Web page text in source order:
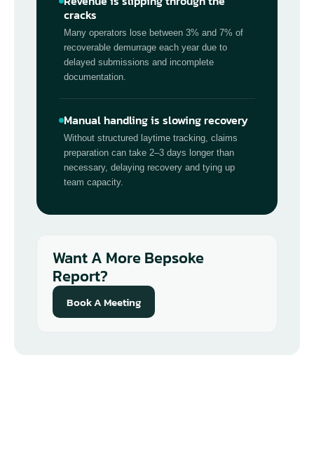
cracks
Many operators lose between 3% and 7% of
recoverable demurrage each year due to
delayed submissions and incomplete
documentation.
Manual handling is slowing recovery
Without structured laytime tracking, claims
preparation can take 2–3 days longer than
necessary, delaying recovery and tying up
team capacity.
Want A More Bepsoke
Report?
Book A Meeting